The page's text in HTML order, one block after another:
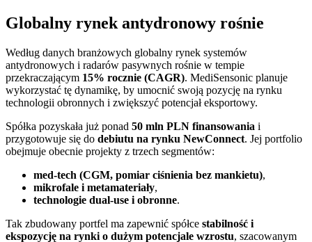
Globalny rynek antydronowy rośnie
Według danych branżowych globalny rynek systemów
antydronowych i radarów pasywnych rośnie w tempie
przekraczającym 15% rocznie (CAGR). MediSensonic planuje
wykorzystać tę dynamikę, by umocnić swoją pozycję na rynku
technologii obronnych i zwiększyć potencjał eksportowy.
Spółka pozyskała już ponad 50 mln PLN finansowania i
przygotowuje się do debiutu na rynku NewConnect. Jej portfolio
obejmuje obecnie projekty z trzech segmentów:
med-tech (CGM, pomiar ciśnienia bez mankietu),
mikrofale i metamateriały,
technologie dual-use i obronne.
Tak zbudowany portfel ma zapewnić spółce stabilność i
ekspozycję na rynki o dużym potencjale wzrostu, szacowanym